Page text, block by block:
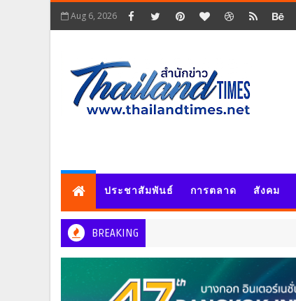
Aug 6, 2026
ประชาสัมพันธ์ การตลาด สังคม
BREAKING